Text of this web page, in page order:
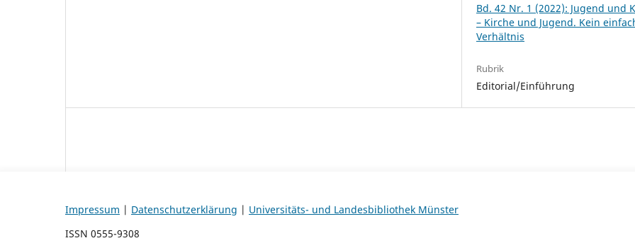
Bd. 42 Nr. 1 (2022): Jugend und
– Kirche und Jugend. Kein
Verhältnis
Rubrik
Editorial/Einführung
Impressum | Datenschutzerklärung | Universitäts- und Landesbibliothek Münster
ISSN 0555-9308